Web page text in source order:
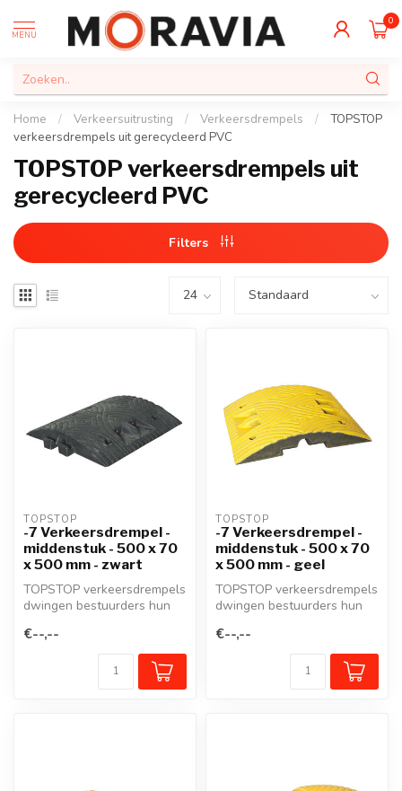
MENU
0
Home / Verkeersuitrusting / Verkeersdrempels /
TOPSTOP
verkeersdrempels uit gerecycleerd PVC
TOPSTOP verkeersdrempels uit
gerecycleerd PVC
Filters
TOPSTOP
-7 Verkeersdrempel -
middenstuk - 500 x 70
x 500 mm - zwart
TOPSTOP verkeersdrempels
dwingen bestuurders hun
verzeke...
€--,--
TOPSTOP
-7 Verkeersdrempel -
middenstuk - 500 x 70
x 500 mm - geel
TOPSTOP verkeersdrempels
dwingen bestuurders hun
verzeker...
€--,--